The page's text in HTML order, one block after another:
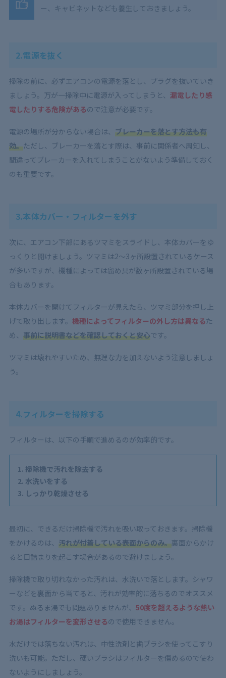
ー、キャビネットなども養生しておきましょう。
2.電源を抜く
掃除の前に、必ずエアコンの電源を落とし、プラグを抜いていき
ましょう。万が一掃除中に電源が入ってしまうと、 漏電したり感
電したりする危険があるので注意が必要です。
電源の場所が分からない場合は、 ブレーカーを落とす方法も有
効。ただし、ブレーカーを落とす際は、事前に関係者へ周知し、
間違ってブレーカーを入れてしまうことがないよう準備しておく
のも重要です。
3.本体カバー・フィルターを外す
次に、エアコン下部にあるツマミをスライドし、本体カバーをゆ
っくりと開けましょう。ツマミは2～3ヶ所設置されているケース
が多いですが、機種によっては留め具が数ヶ所設置されている場
合もあります。
本体カバーを開けてフィルターが見えたら、ツマミ部分を押し上
げて取り出します。 機種によってフィルターの外し方は異なるた
め、 事前に説明書などを確認しておくと安心です。
ツマミは壊れやすいため、無理な力を加えないよう注意しましょ
う。
4.フィルターを掃除する
フィルターは、以下の手順で進めるのが効率的です。
掃除機で汚れを除去する
水洗いをする
しっかり乾燥させる
最初に、できるだけ掃除機で汚れを吸い取っておきます。掃除機
をかけるのは、 汚れが付着している表面からのみ。裏面からかけ
ると目詰まりを起こす場合があるので避けましょう。
掃除機で取り切れなかった汚れは、水洗いで落とします。シャワ
ーなどを裏面から当てると、汚れが効率的に落ちるのでオススメ
です。ぬるま湯でも問題ありませんが、 50度を超えるような熱い
お湯はフィルターを変形させるので使用できません。
水だけでは落ちない汚れは、中性洗剤と歯ブラシを使ってこすり
洗いも可能。ただし、硬いブラシはフィルターを傷めるので使わ
ないようにしましょう。